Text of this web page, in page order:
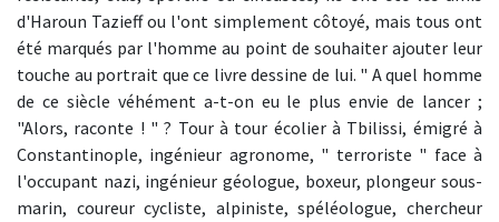
d'Haroun Tazieff ou l'ont simplement côtoyé, mais tous ont
été marqués par l'homme au point de souhaiter ajouter leur
touche au portrait que ce livre dessine de lui. " A quel homme
de ce siècle véhément a-t-on eu le plus envie de lancer ;
"Alors, raconte ! " ? Tour à tour écolier à Tbilissi, émigré à
Constantinople, ingénieur agronome, " terroriste " face à
l'occupant nazi, ingénieur géologue, boxeur, plongeur sous-
marin, coureur cycliste, alpiniste, spéléologue, chercheur